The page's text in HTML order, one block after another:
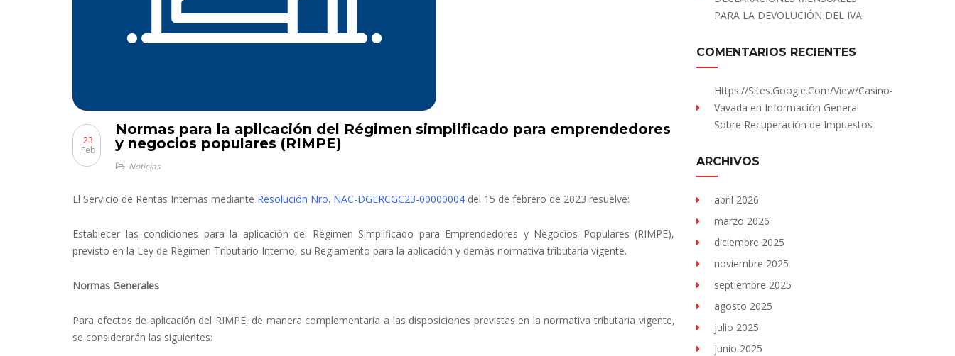
Normas para la aplicación del Régimen simplificado para emprendedores
y negocios populares (RIMPE)
23
Feb
Noticias
El Servicio de Rentas Internas mediante Resolución Nro. NAC-DGERCGC23-00000004 del 15 de febrero de 2023 resuelve:
Establecer las condiciones para la aplicación del Régimen Simplificado para Emprendedores y Negocios Populares (RIMPE),
previsto en la Ley de Régimen Tributario Interno, su Reglamento para la aplicación y demás normativa tributaria vigente.
Normas Generales
Para efectos de aplicación del RIMPE, de manera complementaria a las disposiciones previstas en la normativa tributaria vigente,
se considerarán las siguientes:
PARA LA DEVOLUCIÓN DEL IVA
COMENTARIOS RECIENTES
Https://sites.Google.com/view/Casino-
Vavada en Información General
Sobre Recuperación de Impuestos
ARCHIVOS
abril 2026
marzo 2026
diciembre 2025
noviembre 2025
septiembre 2025
agosto 2025
julio 2025
junio 2025